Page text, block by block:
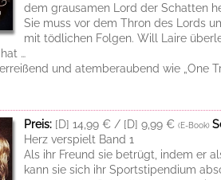
dem grausamen Lord der Schatten
Sie muss vor dem Thron des Lords
mit tödlichen Folgen. Will Laire
…
und atemberaubend wie „One
Preis: [D] 14,99 € / [D] 9,99 € (E-Book)
Herz verspielt Band 1
Als ihr Freund sie betrügt, indem er
kann sie sich ihr Sportstipendium